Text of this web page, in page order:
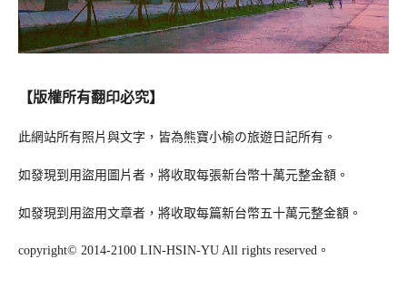
【版權所有翻印必究】
此網站所有照片與文字，皆為熊寶小榆の旅遊日記所有。
如發現到用盜用圖片者，將收取每張新台幣十萬元整金額。
如發現到用盜用文章者，將收取每篇新台幣五十萬元整金額。
copyright© 2014-2100 LIN-HSIN-YU All rights reserved。